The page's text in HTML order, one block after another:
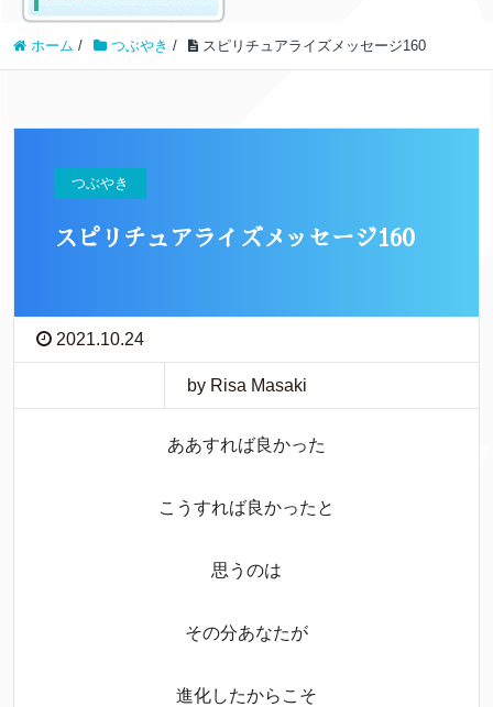
ホーム / つぶやき / スピリチュアライズメッセージ160
つぶやき
スピリチュアライズメッセージ160
2021.10.24
by Risa Masaki
ああすれば良かった
こうすれば良かったと
思うのは
その分あなたが
進化したからこそ